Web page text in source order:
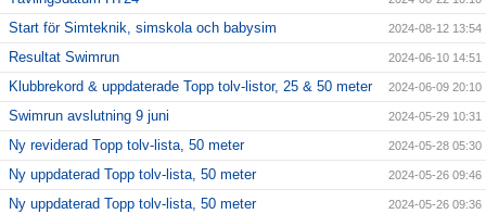
Start för Simteknik, simskola och babysim 2024-08-12 13:54
Resultat Swimrun 2024-06-10 14:51
Klubbrekord & uppdaterade Topp tolv-listor, 25 & 50 meter 2024-06-09 20:10
Swimrun avslutning 9 juni 2024-05-29 10:31
Ny reviderad Topp tolv-lista, 50 meter 2024-05-28 05:30
Ny uppdaterad Topp tolv-lista, 50 meter 2024-05-26 09:46
Ny uppdaterad Topp tolv-lista, 50 meter 2024-05-26 09:36